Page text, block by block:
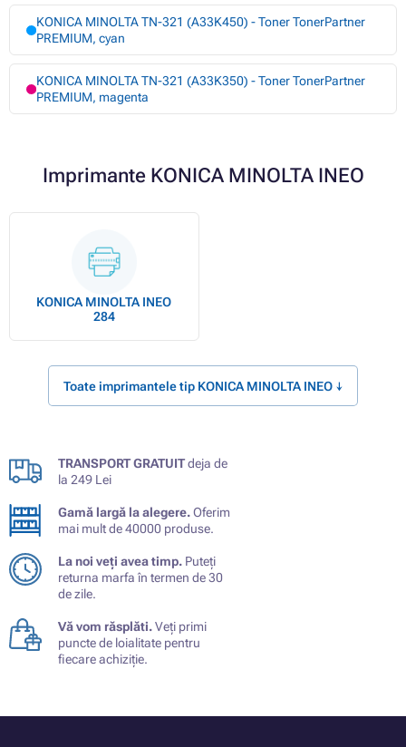
KONICA MINOLTA TN-321 (A33K450) - Toner TonerPartner
PREMIUM, cyan
KONICA MINOLTA TN-321 (A33K350) - Toner TonerPartner
PREMIUM, magenta
Imprimante KONICA MINOLTA INEO
KONICA MINOLTA INEO
284
Toate imprimantele tip KONICA MINOLTA INEO ↓
TRANSPORT GRATUITdeja de
la 249 Lei
Gamă largă la alegere.Oferim
mai mult de 40000 produse.
La noi veți avea timp. Puteți
returna marfa în termen de 30
de zile.
Vă vom răsplăti.Veți primi
puncte de loialitate pentru
fiecare achiziție.